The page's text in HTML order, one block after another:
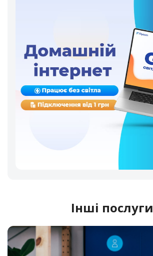
Інші послуги